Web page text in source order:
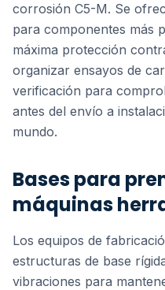
corrosión C5-M. Se
para componentes más
máxima protección
organizar ensayos de
verificación para
antes del envío a
mundo.
Bases para
máquinas
Los equipos de
estructuras de base
vibraciones para